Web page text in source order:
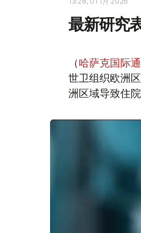
最新研究
（哈萨克国际
世卫组织欧洲
洲区域导致住